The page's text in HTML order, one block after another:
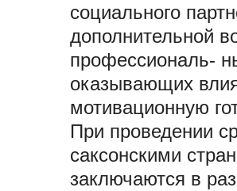
социального
дополнительной
профессиональ-
оказывающих
мотивационную
При проведении
саксонскими
заключаются в